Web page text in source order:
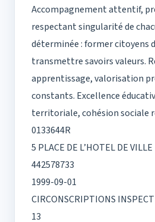
Accompagnement attentif,
respectant singularité de
déterminée : former citoyens
transmettre savoirs valeurs.
apprentissage, valorisation
constants. Excellence
territoriale, cohésion sociale
0133644R
5 PLACE DE L’HOTEL DE VILLE
442578733
1999-09-01
CIRCONSCRIPTIONS
13